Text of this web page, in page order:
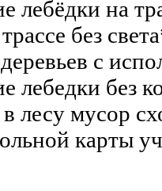
лебёдки на
без
с
лебедки без
лесу мусор
карты